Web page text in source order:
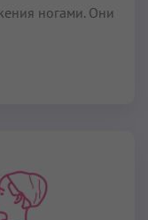
ногами. Они